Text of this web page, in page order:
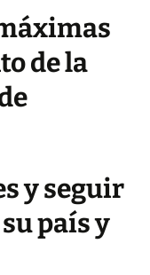
de la
y seguir
país y